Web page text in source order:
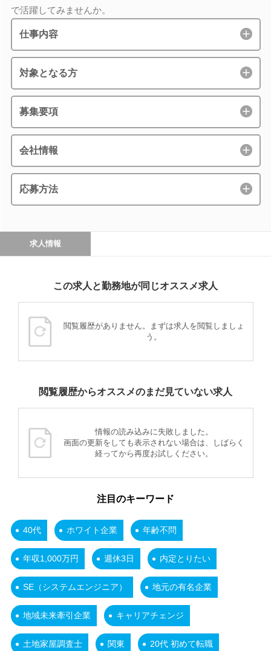
で活躍してみませんか。
仕事内容
対象となる方
募集要項
会社情報
応募方法
求人情報
この求人と勤務地が同じオススメ求人
閲覧履歴がありません。まずは求人を閲覧しましょ
う。
閲覧履歴からオススメのまだ見ていない求人
情報の読み込みに失敗しました。
画面の更新をしても表示されない場合は、しばらく
経ってから再度お試しください。
注目のキーワード
40代 ホワイト企業 年齢不問
年収1,000万円 週休3日 内定とりたい
SE（システムエンジニア） 地元の有名企業
地域未来牽引企業 キャリアチェンジ
土地家屋調査士 関東 20代 初めて転職